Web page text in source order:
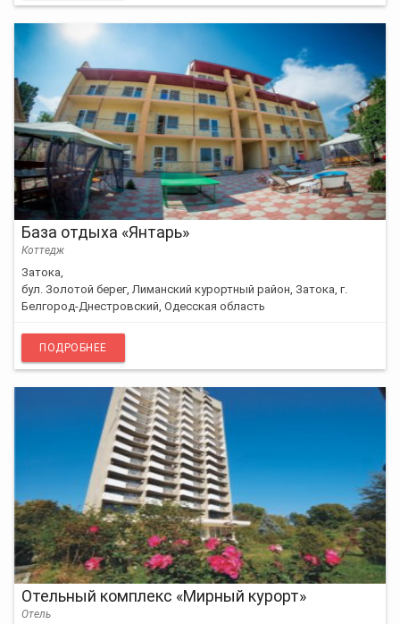
База отдыха «Янтарь»
Коттедж
Затока,
бул. Золотой берег, Лиманский курортный район, Затока, г.
Белгород-Днестровский, Одесская область
ПОДРОБНЕЕ
Отельный комплекс «Мирный курорт»
Отель